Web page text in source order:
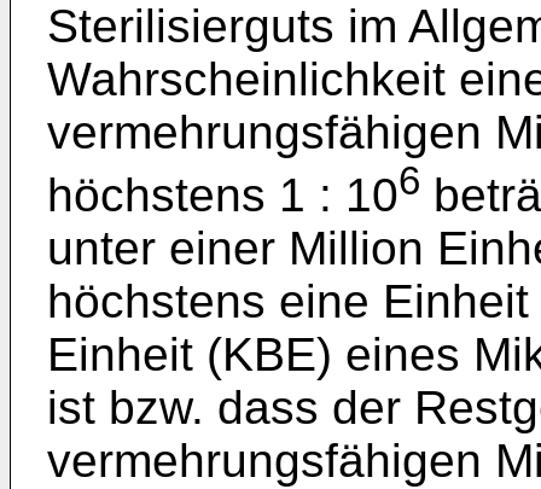
Sterilisierguts im
Wahrscheinlichkeit
vermehrungsfähigen
höchstens 1 : 106
unter einer Million
höchstens eine
Einheit (KBE) eines
ist bzw. dass der
vermehrungsfähigen